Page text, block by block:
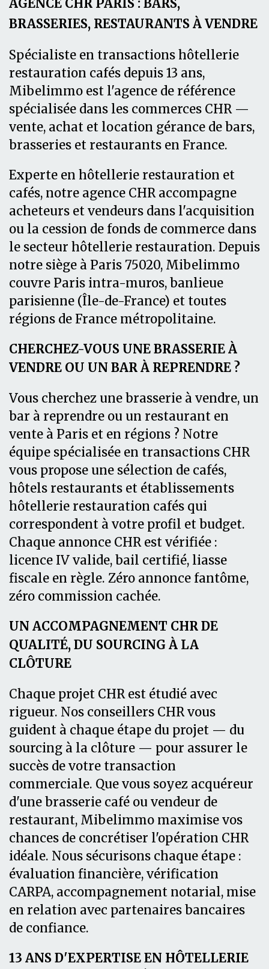
AGENCE CHR PARIS : BARS,
BRASSERIES, RESTAURANTS À VENDRE
Spécialiste en transactions hôtellerie
restauration cafés depuis 13 ans,
Mibelimmo est l'agence de référence
spécialisée dans les commerces CHR —
vente, achat et location gérance de bars,
brasseries et restaurants en France.
Experte en hôtellerie restauration et
cafés, notre agence CHR accompagne
acheteurs et vendeurs dans l'acquisition
ou la cession de fonds de commerce dans
le secteur hôtellerie restauration. Depuis
notre siège à Paris 75020, Mibelimmo
couvre Paris intra-muros, banlieue
parisienne (Île-de-France) et toutes
régions de France métropolitaine.
CHERCHEZ-VOUS UNE BRASSERIE À
VENDRE OU UN BAR À REPRENDRE ?
Vous cherchez une brasserie à vendre, un
bar à reprendre ou un restaurant en
vente à Paris et en régions ? Notre
équipe spécialisée en transactions CHR
vous propose une sélection de cafés,
hôtels restaurants et établissements
hôtellerie restauration cafés qui
correspondent à votre profil et budget.
Chaque annonce CHR est vérifiée :
licence IV valide, bail certifié, liasse
fiscale en règle. Zéro annonce fantôme,
zéro commission cachée.
UN ACCOMPAGNEMENT CHR DE
QUALITÉ, DU SOURCING À LA
CLÔTURE
Chaque projet CHR est étudié avec
rigueur. Nos conseillers CHR vous
guident à chaque étape du projet — du
sourcing à la clôture — pour assurer le
succès de votre transaction
commerciale. Que vous soyez acquéreur
d'une brasserie café ou vendeur de
restaurant, Mibelimmo maximise vos
chances de concrétiser l'opération CHR
idéale. Nous sécurisons chaque étape :
évaluation financière, vérification
CARPA, accompagnement notarial, mise
en relation avec partenaires bancaires
de confiance.
13 ANS D'EXPERTISE EN HÔTELLERIE